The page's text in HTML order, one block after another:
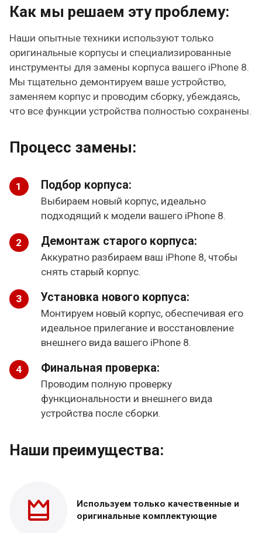
Как мы решаем эту проблему:
Наши опытные техники используют только
оригинальные корпусы и специализированные
инструменты для замены корпуса вашего iPhone 8.
Мы тщательно демонтируем ваше устройство,
заменяем корпус и проводим сборку, убеждаясь,
что все функции устройства полностью сохранены.
Процесс замены:
Подбор корпуса:
Выбираем новый корпус, идеально
подходящий к модели вашего iPhone 8.
Демонтаж старого корпуса:
Аккуратно разбираем ваш iPhone 8, чтобы
снять старый корпус.
Установка нового корпуса:
Монтируем новый корпус, обеспечивая его
идеальное прилегание и восстановление
внешнего вида вашего iPhone 8.
Финальная проверка:
Проводим полную проверку
функциональности и внешнего вида
устройства после сборки.
Наши преимущества:
Используем только качественные и
оригинальные комплектующие